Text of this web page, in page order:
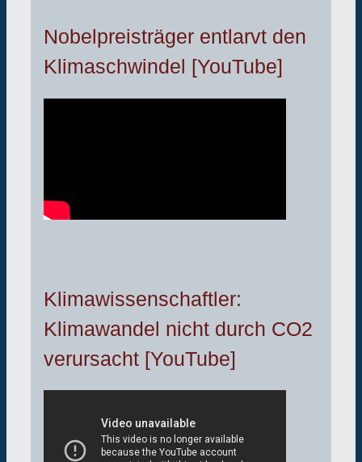
Nobelpreisträger entlarvt den
Klimaschwindel [YouTube]
Klimawissenschaftler:
Klimawandel nicht durch CO2
verursacht [YouTube]